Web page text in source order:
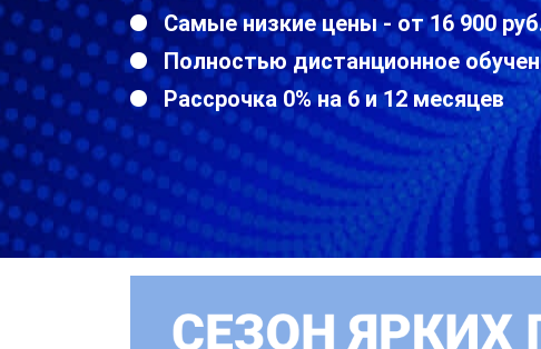
Самые низкие цены - от 16 900
Полностью дистанционное
Рассрочка 0% на 6 и 12 месяцев